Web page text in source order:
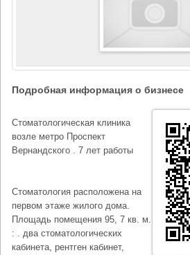
Подробная информация о бизнесе
Стоматологическая клиника
возле метро Проспект
Вернандского . 7 лет работы
Стоматология расположена на
первом этаже жилого дома.
Площадь помещения 95, 7 кв. м.
: . два стоматологических
кабинета, рентген кабинет,